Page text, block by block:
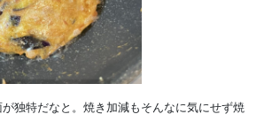
独特だなと。焼き加減もそんなに気にせず焼